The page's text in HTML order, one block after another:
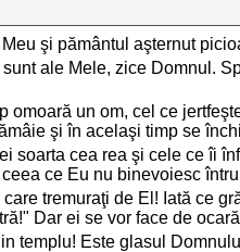
şi pământul aşternut
ale Mele, zice Domnul.
omoară un om, cel ce
şi în acelaşi timp se
soarta cea rea şi cele ce îi
ce Eu nu binevoiesc
tremuraţi de El! Iată ce
Dar ei se vor face de
templu! Este glasul